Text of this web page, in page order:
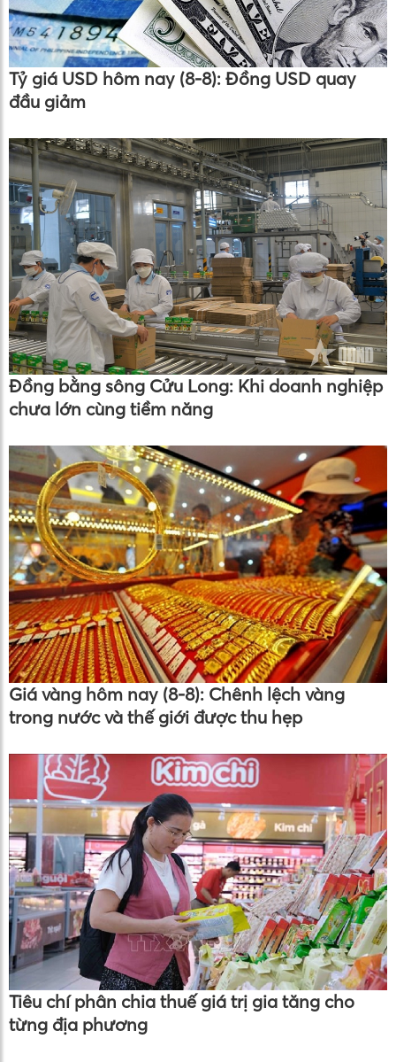
Tỷ giá USD hôm nay (8-8): Đồng USD quay
đầu giảm
Đồng bằng sông Cửu Long: Khi doanh nghiệp
chưa lớn cùng tiềm năng
Giá vàng hôm nay (8-8): Chênh lệch vàng
trong nước và thế giới được thu hẹp
Tiêu chí phân chia thuế giá trị gia tăng cho
từng địa phương